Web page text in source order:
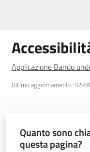
Applicazione Bando
Ultimo aggiornamento: 02-
Quanto sono
questa pagina?